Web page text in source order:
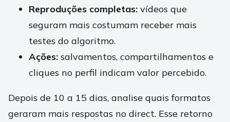
Reproduções completas: vídeos que
seguram mais costumam receber mais
testes do algoritmo.
Ações: salvamentos, compartilhamentos e
cliques no perfil indicam valor percebido.
Depois de 10 a 15 dias, analise quais formatos
geraram mais respostas no direct. Esse retorno